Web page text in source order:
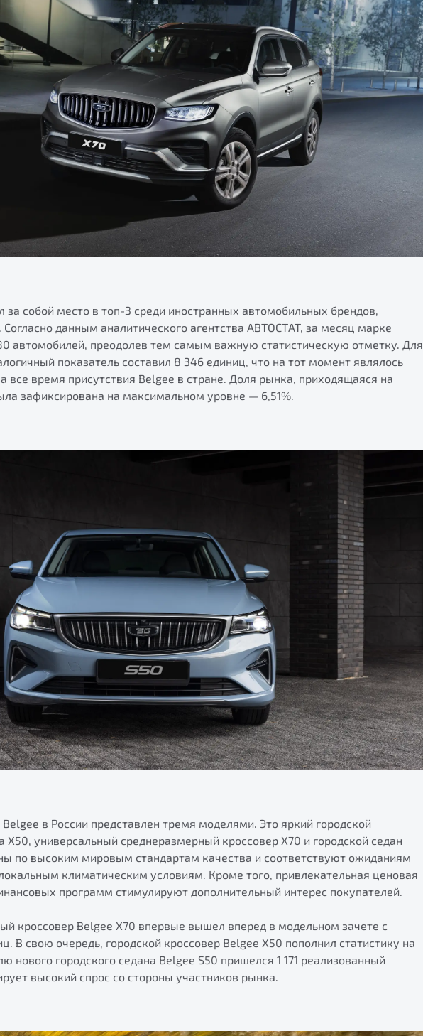
за собой место в топ-3 среди иностранных автомобильных брендов,
данным аналитического агентства АВТОСТАТ, за месяц марке
автомобилей, преодолев тем самым важную статистическую отметку. Для
показатель составил 8 346 единиц, что на тот момент являлось
все время присутствия Belgee в стране. Доля рынка, приходящаяся на
зафиксирована на максимальном уровне — 6,51%.
в России представлен тремя моделями. Это яркий городской
X50, универсальный среднеразмерный кроссовер X70 и городской седан
по высоким мировым стандартам качества и соответствуют ожиданиям
климатическим условиям. Кроме того, привлекательная ценовая
программ стимулируют дополнительный интерес покупателей.
кроссовер Belgee Х70 впервые вышел вперед в модельном зачете с
В свою очередь, городской кроссовер Belgee X50 пополнил статистику на
нового городского седана Belgee S50 пришелся 1 171 реализованный
высокий спрос со стороны участников рынка.